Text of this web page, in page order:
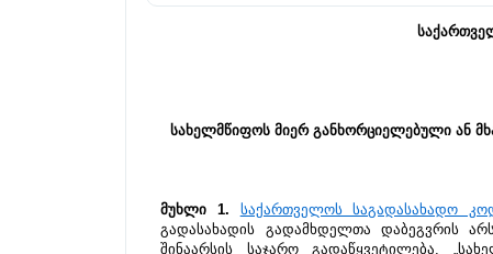
სახელმწიფოს მიერ განხორციელებული ან
მუხლი 1. საქართველოს საგადასახადო
გადასახადის გადამხდელთა დაბეგვრის
შინაარსის საჯარო გადაწყვეტილება,